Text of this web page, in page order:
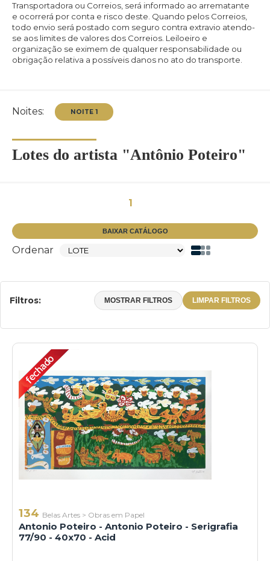
Transportadora ou Correios, será informado ao arrematante
e ocorrerá por conta e risco deste. Quando pelos Correios,
todo envio será postado com seguro contra extravio atendo-
se aos limites de valores dos Correios. Leiloeiro e
organização se eximem de qualquer responsabilidade ou
obrigação relativa a possíveis danos no ato do transporte.
Noites:
Lotes do artista "Antônio Poteiro"
1
BAIXAR CATÁLOGO
Ordenar
Filtros: MOSTRAR FILTROS LIMPAR FILTROS
134 Belas Artes > Obras em Papel
Antonio Poteiro - Antonio Poteiro - Serigrafia
77/90 - 40x70 - Acid